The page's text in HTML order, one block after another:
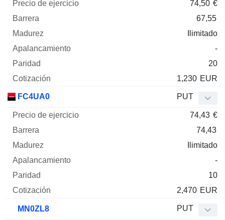
74,50 €
67,55
Ilimitado
-
20
1,230 EUR
FC4UA0 PUT
74,43 €
74,43
Ilimitado
-
10
2,470 EUR
MN0ZL8 PUT